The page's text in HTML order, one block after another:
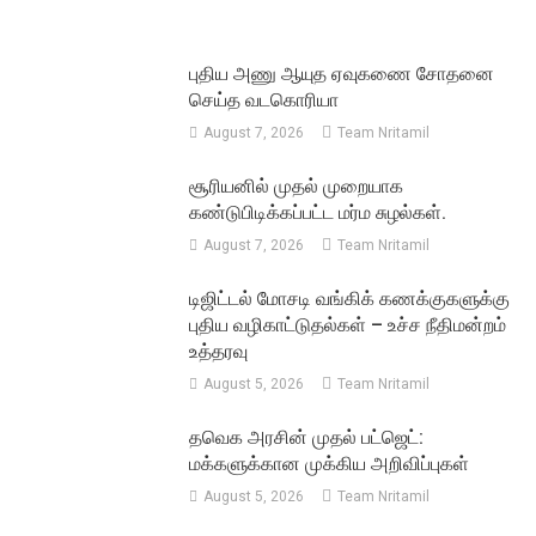
புதிய அணு ஆயுத ஏவுகணை சோதனை
செய்த வடகொரியா
August 7, 2026 Team Nritamil
சூரியனில் முதல் முறையாக
கண்டுபிடிக்கப்பட்ட மர்ம சுழல்கள்.
August 7, 2026 Team Nritamil
டிஜிட்டல் மோசடி வங்கிக் கணக்குகளுக்கு
புதிய வழிகாட்டுதல்கள் – உச்ச நீதிமன்றம்
உத்தரவு
August 5, 2026 Team Nritamil
தவெக அரசின் முதல் பட்ஜெட்:
மக்களுக்கான முக்கிய அறிவிப்புகள்
August 5, 2026 Team Nritamil